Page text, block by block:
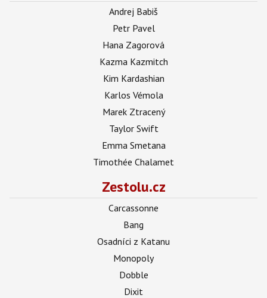
Andrej Babiš
Petr Pavel
Hana Zagorová
Kazma Kazmitch
Kim Kardashian
Karlos Vémola
Marek Ztracený
Taylor Swift
Emma Smetana
Timothée Chalamet
Zestolu.cz
Carcassonne
Bang
Osadníci z Katanu
Monopoly
Dobble
Dixit